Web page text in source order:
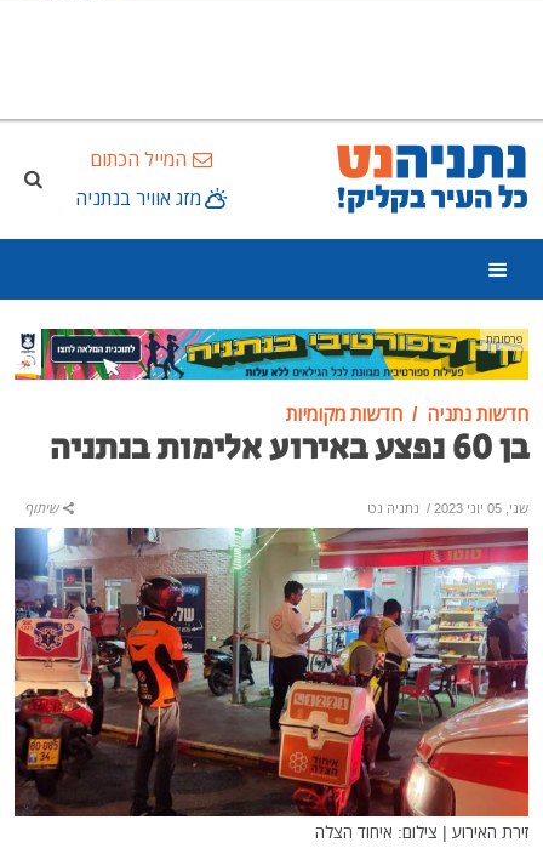
המייל הכתום
מזג אוויר בנתניה
פרסומת
חדשות נתניה חדשות מקומיות
בן 60 נפצע באירוע אלימות בנתניה
שני, 05 יוני 2023 / נתניה נט שיתוף
זירת האירוע | צילום: איחוד הצלה